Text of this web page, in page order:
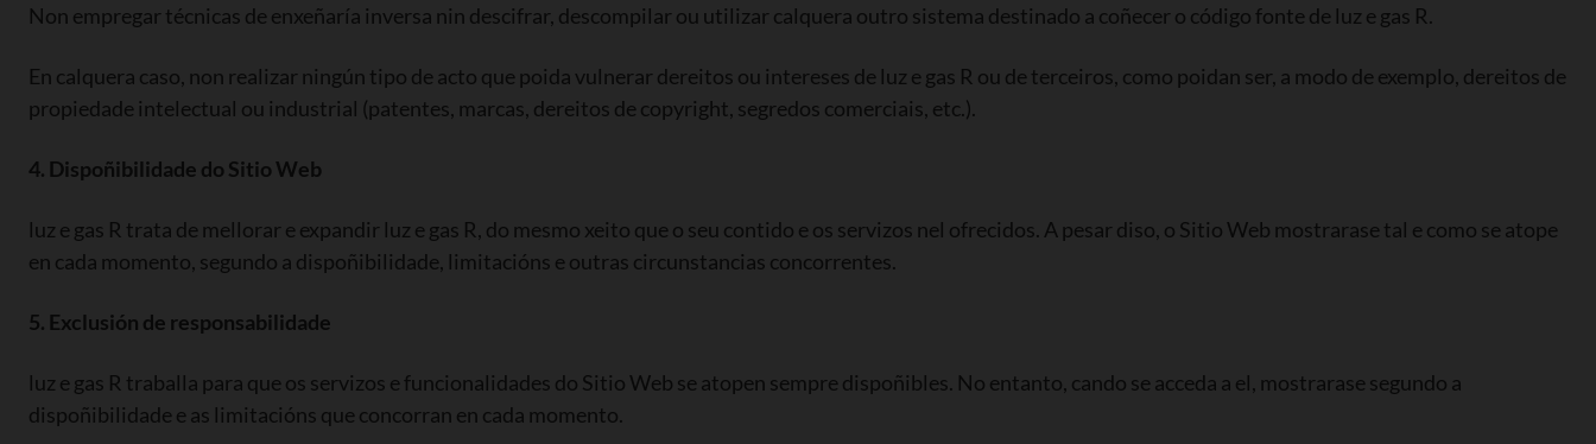
Non empregar técnicas de enxeñaría inversa nin descifrar, descompilar ou utilizar calquera outro sistema destinado a coñecer o código fonte de luz e gas R.
En calquera caso, non realizar ningún tipo de acto que poida vulnerar dereitos ou intereses de luz e gas R ou de terceiros, como poidan ser, a modo de exemplo, dereitos de
propiedade intelectual ou industrial (patentes, marcas, dereitos de copyright, segredos comerciais, etc.).
4. Dispoñibilidade do Sitio Web
luz e gas R trata de mellorar e expandir luz e gas R, do mesmo xeito que o seu contido e os servizos nel ofrecidos. A pesar diso, o Sitio Web mostrarase tal e como se atope
en cada momento, segundo a dispoñibilidade, limitacións e outras circunstancias concorrentes.
5. Exclusión de responsabilidade
luz e gas R traballa para que os servizos e funcionalidades do Sitio Web se atopen sempre dispoñibles. No entanto, cando se acceda a el, mostrarase segundo a
dispoñibilidade e as limitacións que concorran en cada momento.